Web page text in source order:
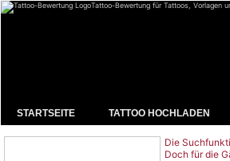
Tattoo-Bewertung für Tattoos, Vorlagen
STARTSEITE TATTOO HOCHLADEN
Die
Doch für die